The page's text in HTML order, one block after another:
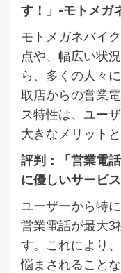
す！」-モトメガ
モトメガネバイ
点や、幅広い状
ら、多くの人々
取店からの営業
ス特性は、ユー
大きなメリット
評判：「営業電
に優しいサービ
ユーザーから特
営業電話が最大3
す。これにより
悩まされること